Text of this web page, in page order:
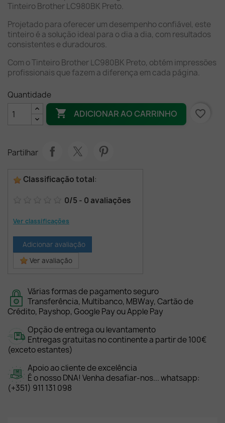
Tinteiro Brother LC980BK Preto.
Projetado para oferecer um desempenho confiável, este
tinteiro é a solução ideal para o dia a dia, com resultados
consistentes e duradouros.
Com o Tinteiro Brother LC980BK Preto, obtém impressões
profissionais que fazem a diferença em cada página.
Quantidade
 ADICIONAR AO CARRINHO favorite_border
Partilhar
Classificação total:
0/5 - 0 avaliações
Ver classificações
Adicionar avaliação
Ver avaliação
Várias formas de pagamento seguro
Transferência, Multibanco, MBWay, Cartão de
Crédito, Payshop, Google Pay ou Apple Pay
Opção de entrega ou levantamento
Entregas gratuitas no continente a partir de 100€
(exceto estantes)
Apoio ao cliente de excelência
É o nosso DNA! Venha desafiar-nos... whatsapp:
(+351) 911 131 098